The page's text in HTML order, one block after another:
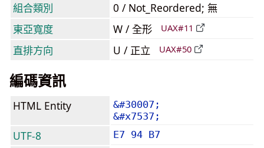
組合類別
0 / Not_Reordered; 無
東亞寬度
W / 全形 UAX#11
直排方向 U / 正立 UAX#50
編碼資訊
HTML Entity
&#30007;
&#x7537;
UTF-8 E7 94 B7